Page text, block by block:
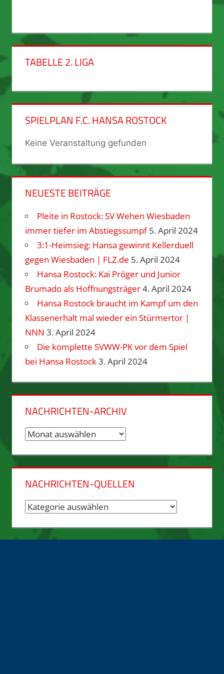
TABELLE 2. LIGA
SPIELPLAN F.C. HANSA ROSTOCK
Keine Veranstaltung gefunden
NEUESTE BEITRÄGE
Pleite in Rostock: SV Wehen Wiesbaden
immer tiefer im Abstiegssumpf 5. April 2024
3:1-Heimsieg: Hansa gewinnt Kellerduell
gegen Wiesbaden | FLZ.de 5. April 2024
Hansa Rostock: Kai Pröger und Junior
Brumado als Hoffnungsträger4. April 2024
Hansa Rostock braucht im Kampf um den
Klassenerhalt mal wieder ein Stürmertor |
NNN 3. April 2024
Die komplette SVWW-PK vor dem Spiel
bei Hansa Rostock3. April 2024
NACHRICHTEN-ARCHIV
Nachrichten-
NACHRICHTEN-QUELLEN
Nachrichten-